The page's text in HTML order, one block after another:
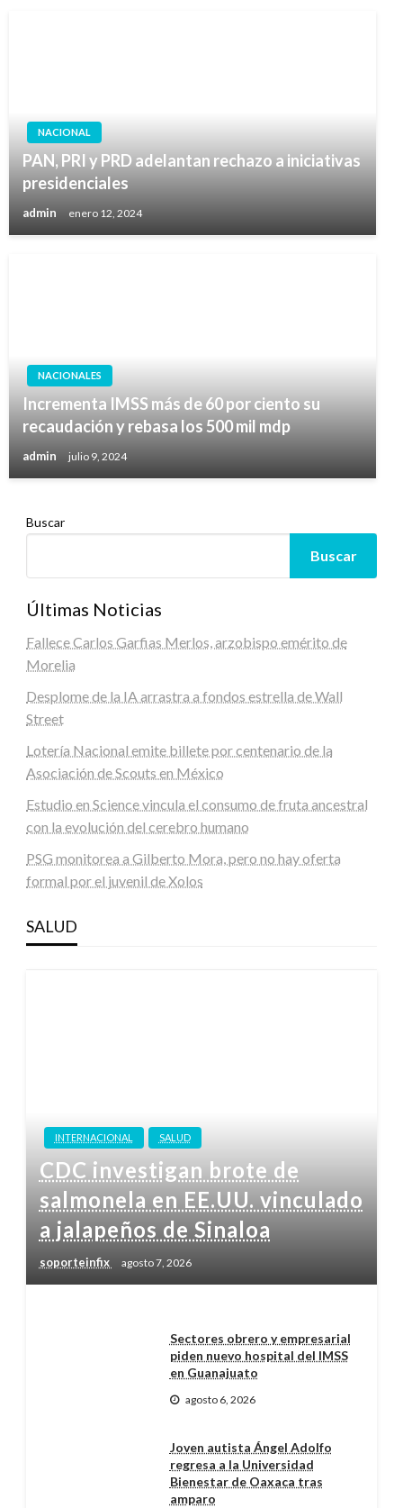
NACIONAL
PAN, PRI y PRD adelantan rechazo a iniciativas
presidenciales
admin enero 12, 2024
NACIONALES
Incrementa IMSS más de 60 por ciento su
recaudación y rebasa los 500 mil mdp
admin julio 9, 2024
Buscar
Buscar
Últimas Noticias
Fallece Carlos Garfias Merlos, arzobispo emérito de
Morelia
Desplome de la IA arrastra a fondos estrella de Wall
Street
Lotería Nacional emite billete por centenario de la
Asociación de Scouts en México
Estudio en Science vincula el consumo de fruta ancestral
con la evolución del cerebro humano
PSG monitorea a Gilberto Mora, pero no hay oferta
formal por el juvenil de Xolos
SALUD
INTERNACIONAL SALUD
CDC investigan brote de
salmonela en EE.UU. vinculado
a jalapeños de Sinaloa
soporteinfix agosto 7, 2026
Sectores obrero y empresarial
piden nuevo hospital del IMSS
en Guanajuato
agosto 6, 2026
Joven autista Ángel Adolfo
regresa a la Universidad
Bienestar de Oaxaca tras
amparo